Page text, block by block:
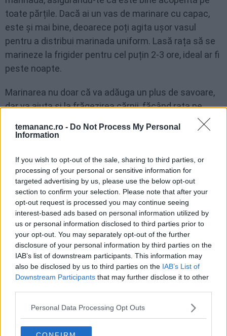
temananc.ro - Do Not Process My Personal
Information
If you wish to opt-out of the sale, sharing to third parties, or
processing of your personal or sensitive information for
targeted advertising by us, please use the below opt-out
section to confirm your selection. Please note that after your
opt-out request is processed you may continue seeing
interest-based ads based on personal information utilized by
us or personal information disclosed to third parties prior to
your opt-out. You may separately opt-out of the further
disclosure of your personal information by third parties on the
IAB’s list of downstream participants. This information may
also be disclosed by us to third parties on the IAB’s List of
Downstream Participants that may further disclose it to other
Personal Data Processing Opt Outs
toate părțile. Dacă ai un vas de marinare cu capac,
este și mai bine, deoarece poți agita ușor vasul
pentru a distribui marinada uniform. Lasă rața să se
marineze la frigider pentru cel puțin 2-3 ore, ideal ar fi
peste noapte.
Marinarea nu doar că va adăuga un plus de savoare,
dar va ajuta și la frăgezirea cărnii, făcând rața pe
varză și mai delicioasă. După ce timpul de marinare a
trecut, scoate rața din frigider și las-o să ajungă la
apoi cu rețeta așa cum este descrisă anterior.
Servește rața pe varză cu mămăliguță și un pahar de
vin roșu.
FACEBOOK WHATSAPP EMAIL
Te-ar mai putea interesa